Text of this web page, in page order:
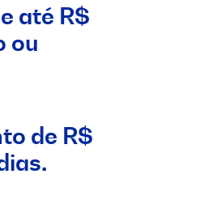
até R$
ou
de R$